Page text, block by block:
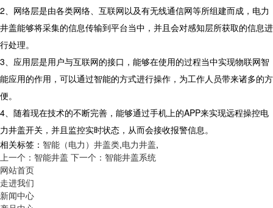
2、网络层是由各类网络、互联网以及有无线通信网等所组建而成，电力
井盖能够将采集的信息传输到平台当中，并且会对感知层所获取的信息进
行处理。
3、应用层是用户与互联网的接口，能够在使用的过程当中实现物联网智
能应用的作用，可以通过智能的方式进行操作，为工作人员带来诸多的方
便。
4、随着现在技术的不断完善，能够通过手机上的APP来实现远程操控电
力井盖开关，并且监控实时状态，从而会接收报警信息。
相关标签： 智能（电力）井盖类,电力井盖,
上一个：智能井盖 下一个：智能井盖系统
网站首页
走进我们
新闻中心